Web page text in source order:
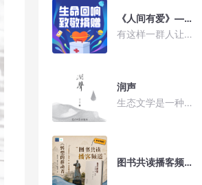
《人间有爱》——生命回响 致敬捐赠
有这样一群人让人永远不会忘记，他们的生命跨越了时空的阻碍，让生命延续，让爱永恒，他们就是——人体器官和遗体（组织）捐献者们。在浙江省红十字会的官网上，纪念着2800余位人体器官和遗体（组织）捐献者，一个个熠熠生辉的名字，记录着他们曾经奋斗的人生、从容的步伐、奉献的初心和坚定的选择。网页上亲朋好友的留言，倾诉着对捐献者深深的思念，让人泪目，也让人心生敬意。他们虽然走了，但却将最深沉的爱留在了人间。在这些名字的背后，会有什么样的故事呢？ 4月5日晚上7:00整，由浙江省红十字会人体器官捐献管理中心、华语之声、KKTV联合推出的人间有爱特别节目——《生命回响，致敬捐献》在透明直播间播出，节目邀请到了浙江省红十字会人体器官捐献管理中心业务科科长曹燕芳，浙江省生命之舟志愿服务队常务副队长沈廷冲，肝移植的接受者张传凤做客透明直播间。
润声
生态文学是一种反映生态环境与人类社会发展的关系的文学，生态文学是新时代文学创作的主攻方向之一。当前，全国各地正在切实践行“绿水青山就是金山银山”理念，着力解决生态文明建设中的重点问题。新时代文学必须开拓新疆界，其中生态文学大友可为。
图书共读播客频道丨转型的推动者“江北三杰”评传——第一部 许鼎霖传